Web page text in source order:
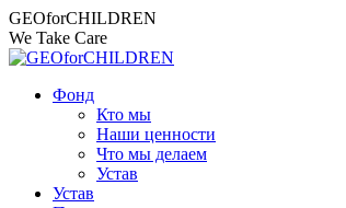
Перейти
к
содержанию
Страница
Facebook
открывается
новом
Страница
Instagram
открывается
новом
Страница
X
открывается
новом
Страница
YouTube
открывается
новом
Страница
Email
открывается
новом
GEOforCHILDREN
We Take Care
Фонд
Кто мы
Наши ценности
Что мы делаем
Устав
Устав